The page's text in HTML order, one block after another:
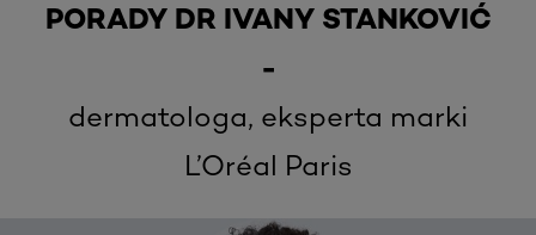
PORADY DR IVANY STANKOVIĆ
-
dermatologa, eksperta marki
L’Oréal Paris